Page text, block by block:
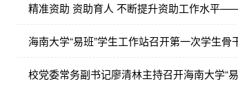
精准资助 资助育人 不断提升资助工作水平
海南大学“易班”学生工作站召开第一次学生骨
校党委常务副书记廖清林主持召开海南大学“